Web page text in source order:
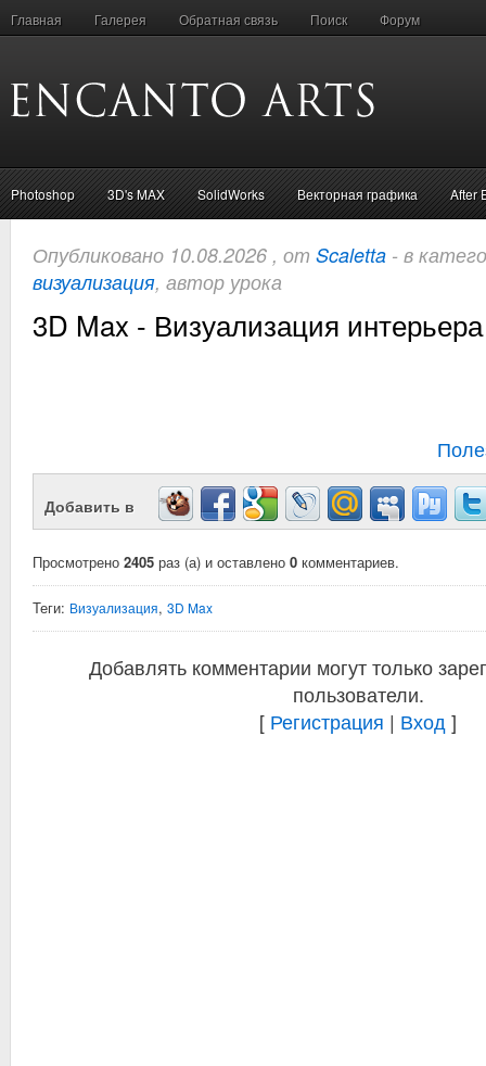
Главная Галерея Обратная связь Поиск Форум
Photoshop 3D's MAX SolidWorks Векторная графика After
Опубликовано 10.08.2026 , от Scaletta - в
визуализация, автор урока
3D Max - Визуализация интерьера
Добавить в
Просмотрено 2405 раз (а) и оставлено 0 комментариев.
Теги: Визуализация, 3D Max
Добавлять комментарии могут только
пользователи.
[ Регистрация | Вход ]